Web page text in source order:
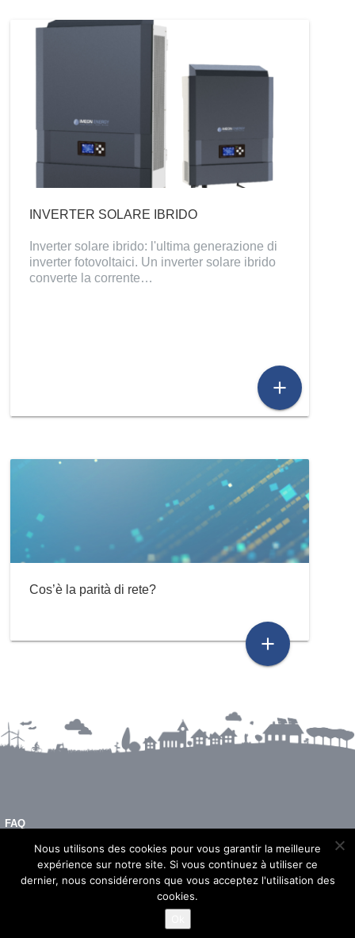
INVERTER SOLARE IBRIDO
Inverter solare ibrido: l'ultima generazione di
inverter fotovoltaici. Un inverter solare ibrido
converte la corrente…
add
Cos’è la parità di rete?
add
FAQ
INFORMAZIONI LEGALI
Nous utilisons des cookies pour vous garantir la meilleure
expérience sur notre site. Si vous continuez à utiliser ce
dernier, nous considérerons que vous acceptez l'utilisation des
cookies.